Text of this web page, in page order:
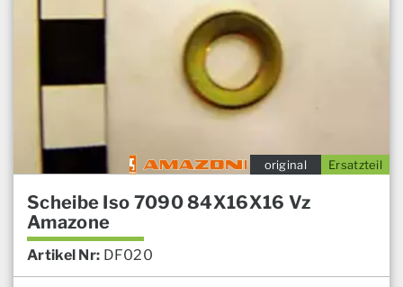
Ersatzteil
original
Scheibe Iso 7090 84X16X16 Vz
Amazone
Artikel Nr: DF020